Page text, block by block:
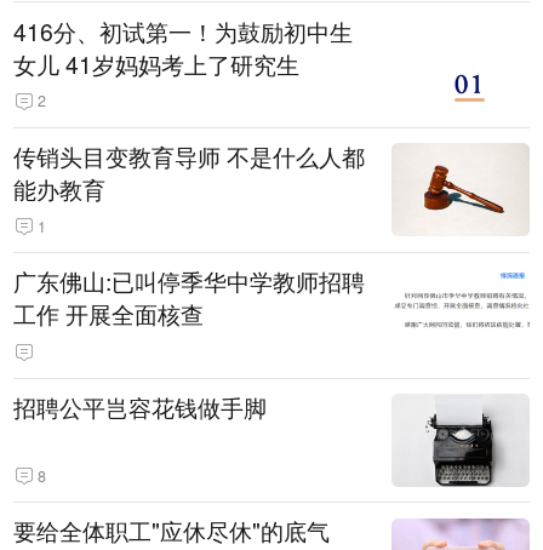
416分、初试第一！为鼓励初中生
女儿 41岁妈妈考上了研究生
2
传销头目变教育导师 不是什么人都
能办教育
1
广东佛山:已叫停季华中学教师招聘
工作 开展全面核查
招聘公平岂容花钱做手脚
8
要给全体职工"应休尽休"的底气